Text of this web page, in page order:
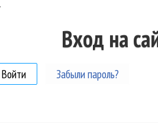
Вход на
Войти (активная вкладка)
Забыли пароль?